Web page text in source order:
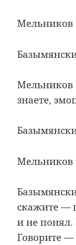
Мельников
Мельников
знаете,
Мельников
скажите —
и не
Говорите —